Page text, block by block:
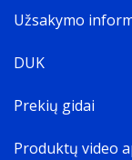
Užsakymo
DUK
Prekių gidai
Produktų video